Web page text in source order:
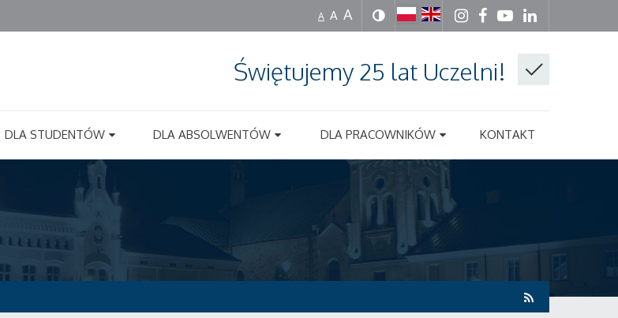
A A A
Świętujemy 25 lat Uczelni!
DLA STUDENTÓW DLA ABSOLWENTÓW DLA PRACOWNIKÓW KONTAKT